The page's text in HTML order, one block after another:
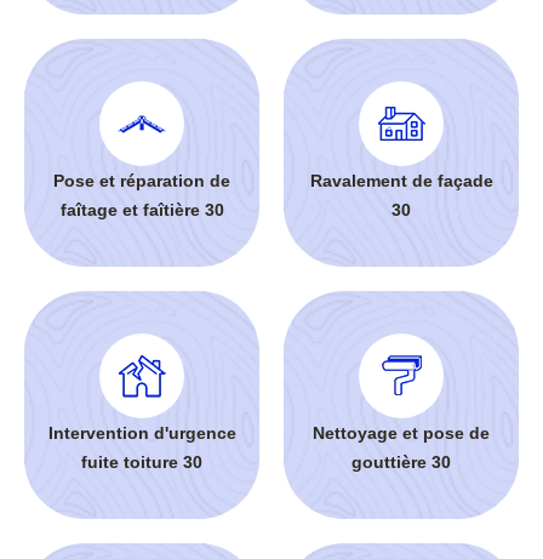
Pose et réparation de
faîtage et faîtière 30
Ravalement de façade
30
Intervention d'urgence
fuite toiture 30
Nettoyage et pose de
gouttière 30